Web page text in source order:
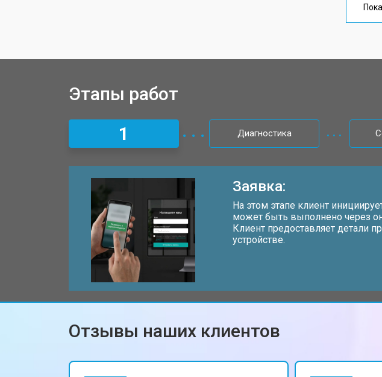
Замена задней крышки
Замена аккумулятора
Замена кнопки включения
Ремонт динамика
Этапы работ
1
Диагностика
Заявка:
На этом этапе клиент
может быть выполнено через
Клиент предоставляет детали
устройстве.
Отзывы наших клиентов